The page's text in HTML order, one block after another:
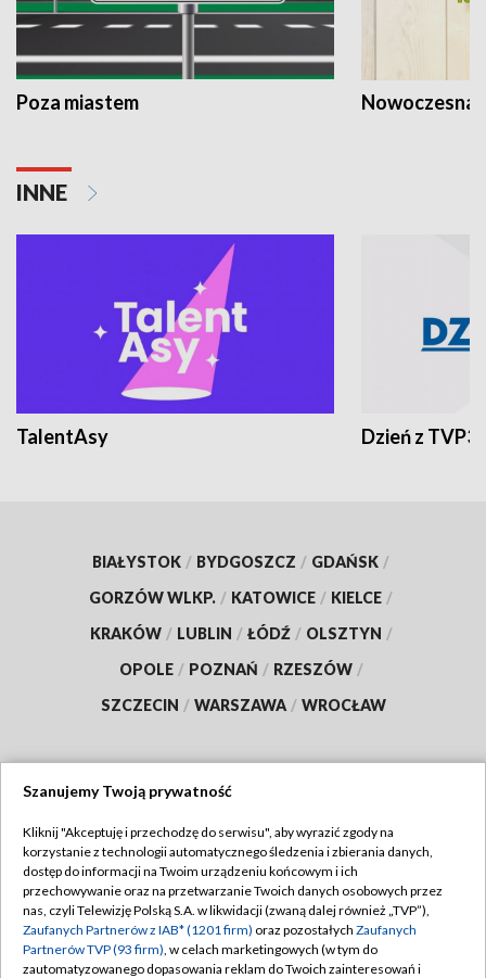
Poza miastem Nowoczesna
INNE
TalentAsy Dzień z TVP3
BIAŁYSTOK / BYDGOSZCZ / GDAŃSK /
GORZÓW WLKP. / KATOWICE / KIELCE /
KRAKÓW / LUBLIN / ŁÓDŹ / OLSZTYN /
OPOLE / POZNAŃ / RZESZÓW /
SZCZECIN / WARSZAWA / WROCŁAW
TVP
Abonament TVP
Emisja w TVP
Centrum informacji TVP
Regulamin TVP
Polityka prywatności
Moje zgody
Szanujemy Twoją prywatność
Kliknij "Akceptuję i przechodzę do serwisu", aby wyrazić zgody na
korzystanie z technologii automatycznego śledzenia i zbierania danych,
dostęp do informacji na Twoim urządzeniu końcowym i ich
przechowywanie oraz na przetwarzanie Twoich danych osobowych przez
nas, czyli Telewizję Polską S.A. w likwidacji (zwaną dalej również „TVP”),
Zaufanych Partnerów z IAB* (1201 firm) oraz pozostałych Zaufanych
Partnerów TVP (93 firm), w celach marketingowych (w tym do
zautomatyzowanego dopasowania reklam do Twoich zainteresowań i